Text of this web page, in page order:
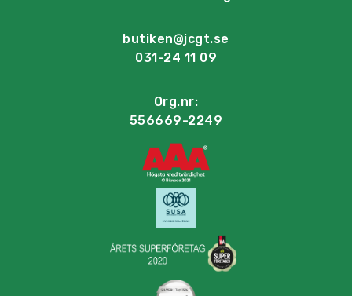
butiken@jcgt.se
031-24 11 09
Org.nr:
556669-2249